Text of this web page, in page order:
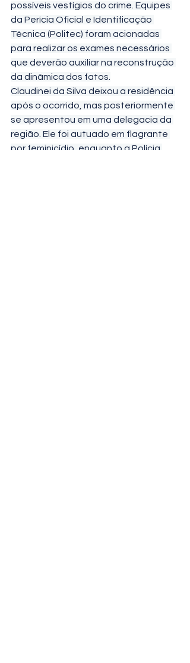
possíveis vestígios do crime. Equipes
da Perícia Oficial e Identificação
Técnica (Politec) foram acionadas
para realizar os exames necessários
que deverão auxiliar na reconstrução
da dinâmica dos fatos.
Claudinei da Silva deixou a residência
após o ocorrido, mas posteriormente
se apresentou em uma delegacia da
região. Ele foi autuado em flagrante
por feminicídio, enquanto a Polícia